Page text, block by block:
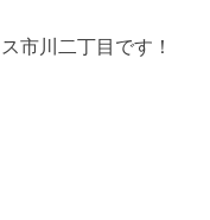
市川二丁目です！